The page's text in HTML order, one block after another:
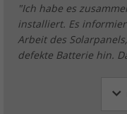
"Ich habe es
installiert. Es
Arbeit des
defekte Batterie hin.